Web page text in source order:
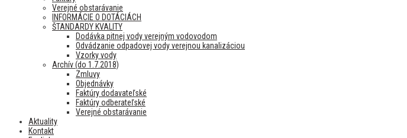
Verejné obstarávanie
INFORMÁCIE O DOTÁCIÁCH
ŠTANDARDY KVALITY
Dodávka pitnej vody verejným vodovodom
Odvádzanie odpadovej vody verejnou kanalizáciou
Vzorky vody
Archív (do 1.7.2018)
Zmluvy
Objednávky
Faktúry dodavateľské
Faktúry odberateľské
Verejné obstarávanie
Aktuality
Kontakt